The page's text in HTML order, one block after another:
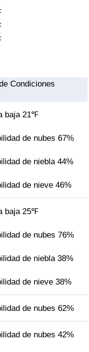
Condiciones
baja 21℉
de nubes 67%
de niebla 44%
de nieve 46%
baja 25℉
de nubes 76%
de niebla 38%
de nieve 38%
de nubes 62%
de nubes 42%